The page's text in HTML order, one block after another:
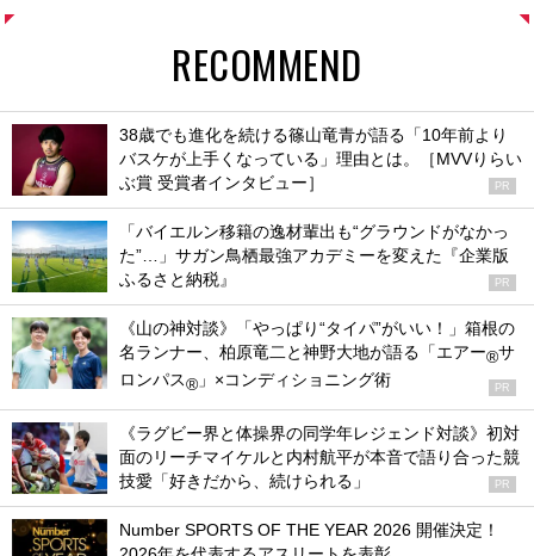
RECOMMEND
38歳でも進化を続ける篠山竜青が語る「10年前より
バスケが上手くなっている」理由とは。［MVVりらい
ぶ賞 受賞者インタビュー］
PR
「バイエルン移籍の逸材輩出も“グラウンドがなかっ
た”…」サガン鳥栖最強アカデミーを変えた『企業版
ふるさと納税』
PR
《山の神対談》「やっぱり“タイパ”がいい！」箱根の
名ランナー、柏原竜二と神野大地が語る「エアー®サ
ロンパス® 」×コンディショニング術 PR
《ラグビー界と体操界の同学年レジェンド対談》初対
面のリーチマイケルと内村航平が本音で語り合った競
技愛「好きだから、続けられる」
PR
Number SPORTS OF THE YEAR 2026 開催決定！